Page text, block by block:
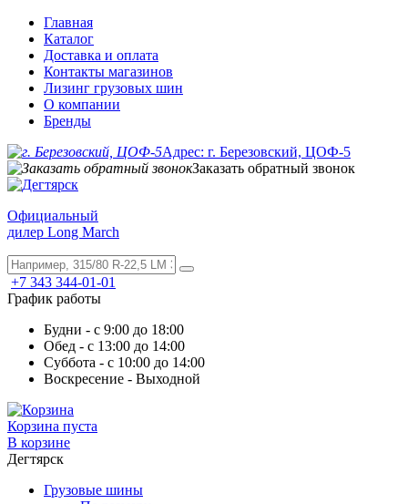
Главная
Каталог
Доставка и оплата
Контакты магазинов
Лизинг грузовых шин
О компании
Бренды
Адрес: г. Березовский, ЦОФ-5
Заказать обратный звонок
Официальный
дилер Long March
+7 343 344-01-01
График работы
Будни - с 9:00 до 18:00
Обед - с 13:00 до 14:00
Суббота - с 10:00 до 14:00
Воскресение - Выходной
Корзина пуста
В корзине
Дегтярск
Грузовые шины